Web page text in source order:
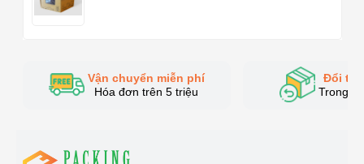
Vận chuyển miễn phí
Hóa đơn trên 5 triệu
Đổi trả
Trong